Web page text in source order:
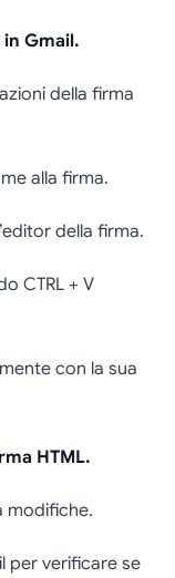
in Gmail.
della firma
alla firma.
della firma.
CTRL + V
con la sua
HTML.
modifiche.
per verificare se